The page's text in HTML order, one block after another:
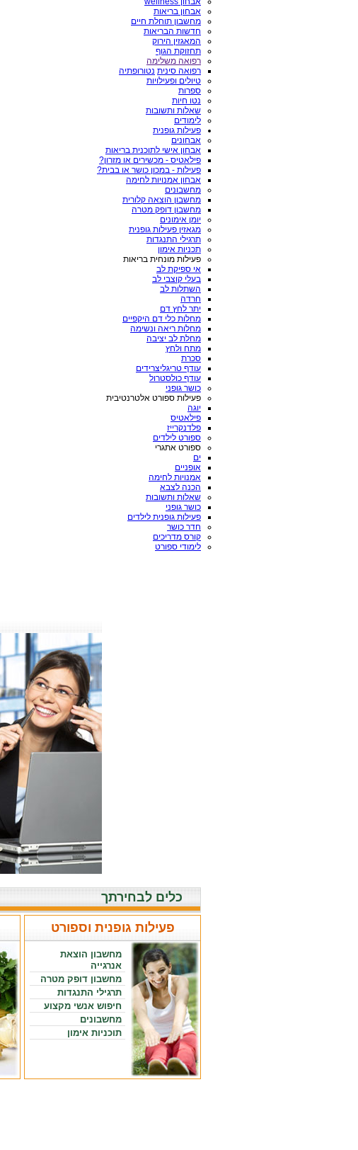
אבחון בריאות
מחשבון תוחלת חיים
חדשות הבריאות
המאגזין הירוק
תחזוקת הגוף
רפואה משלימה
רפואה סינית נטורופתיה
טיולים ופעילויות
ספרות
נטו חיות
שאלות ותשובות
לימודים
פעילות גופנית
אבחונים
אבחון אישי לתוכנית בריאות
פילאטיס - מכשירים או מזרון?
פעילות - במכון כושר או בבית?
אבחון אמנויות לחימה
מחשבונים
מחשבון הוצאה קלורית
מחשבון דופק מטרה
יומן אימונים
מגאזין פעילות גופנית
תרגילי התנגדות
תכניות אימון
פעילות מונחית בריאות
אי ספיקת לב
בעלי קוצבי לב
השתלות לב
חרדה
יתר לחץ דם
מחלות כלי דם היקפיים
מחלות ריאה ונשימה
מחלת לב יציבה
מתח ולחץ
סכרת
עודף טריגליצרידים
עודף כולסטרול
כושר גופני
פעילות ספורט אלטרנטיבית
יוגה
פילאטיס
פלדנקרייז
ספורט לילדים
ספורט אתגרי
ים
אופניים
אמנויות לחימה
הכנה לצבא
שאלות ותשובות
כושר גופני
פעילות גופנית לילדים
חדר כושר
קורס מדריכים
לימודי ספורט
כלים לבחירתך
פעילות גופנית וספורט
מחשבון הוצאת
אנרגייה
מחשבון דופק מטרה
תרגילי התנגדות
חיפוש אנשי מקצוע
מחשבונים
תוכניות אימון